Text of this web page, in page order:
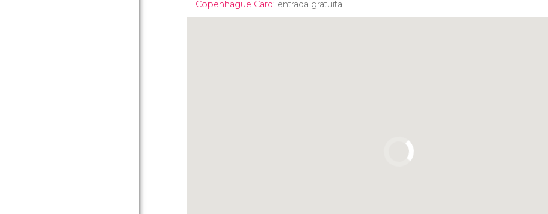
Copenhague Card: entrada gratuita.